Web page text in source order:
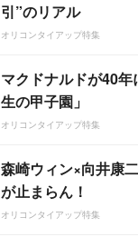
引”のリアル
オリコンタイアップ特集
マクドナルドが40
生の甲子園」
オリコンタイアップ特集
森崎ウィン×向井康
が止まらん！
オリコンタイアップ特集